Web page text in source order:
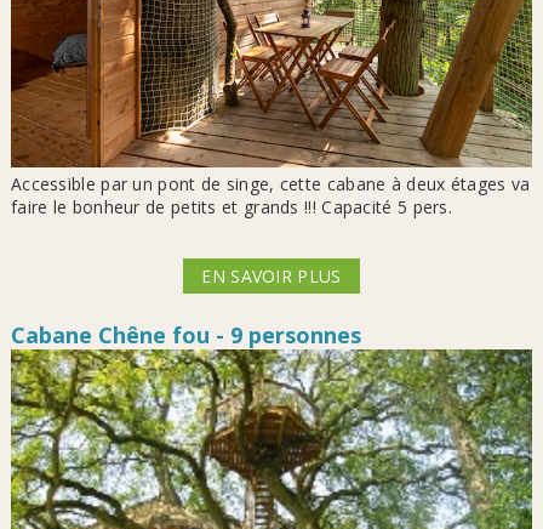
Accessible par un pont de singe, cette cabane à deux étages va
faire le bonheur de petits et grands !!! Capacité 5 pers.
EN SAVOIR PLUS
Cabane Chêne fou - 9 personnes